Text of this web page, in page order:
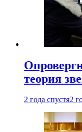
теория
2 года спустя2